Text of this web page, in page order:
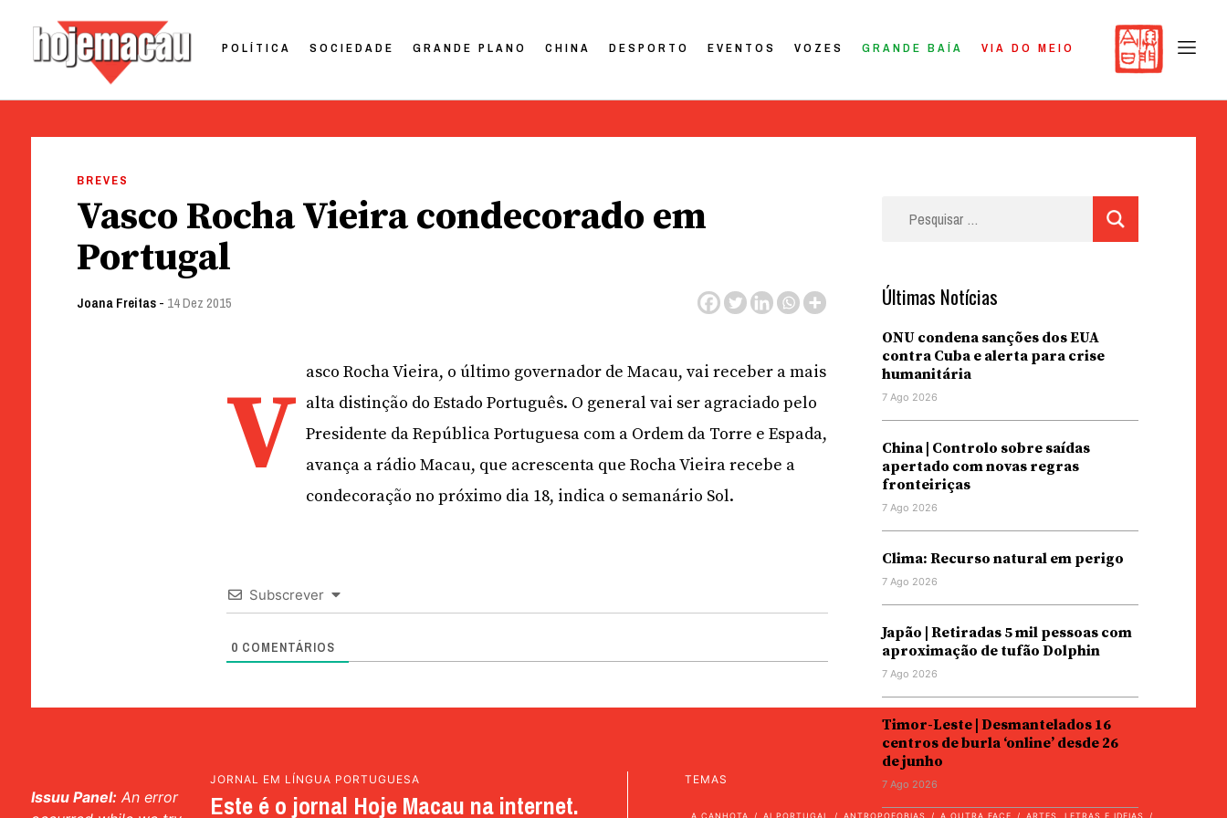
POLÍTICA SOCIEDADE GRANDE PLANO CHINA DESPORTO EVENTOS VOZES GRANDE BAÍA VIA DO MEIO
BREVES
Vasco Rocha Vieira condecorado em
Portugal
Joana Freitas- 14 Dez 2015
V asco Rocha Vieira, o último governador de Macau, vai receber a mais
alta distinção do Estado Português. O general vai ser agraciado pelo
Presidente da República Portuguesa com a Ordem da Torre e Espada,
avança a rádio Macau, que acrescenta que Rocha Vieira recebe a
condecoração no próximo dia 18, indica o semanário Sol.
Subscrever
0 COMENTÁRIOS
Últimas Notícias
ONU condena sanções dos EUA
contra Cuba e alerta para crise
humanitária
7 Ago 2026
China | Controlo sobre saídas
apertado com novas regras
fronteiriças
7 Ago 2026
Clima: Recurso natural em perigo
7 Ago 2026
Japão | Retiradas 5 mil pessoas com
aproximação de tufão Dolphin
7 Ago 2026
Timor-Leste | Desmantelados 16
centros de burla ‘online’ desde 26
de junho
7 Ago 2026
Issuu Panel: An error
JORNAL EM LÍNGUA PORTUGUESA
Este é o jornal Hoje Macau na internet.
TEMAS
A CANHOTA AI PORTUGAL ANTROPOFOBIAS A OUTRA FACE ARTES, LETRAS E IDEIAS